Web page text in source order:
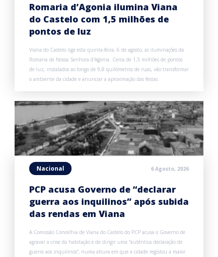
Romaria d’Agonia ilumina Viana
do Castelo com 1,5 milhões de
pontos de luz
Viana do Castelo liga esta quinta-feira, 6 de agosto, as iluminações da
Romaria de Nossa Senhora d’Agonia. Cerca de 1,5 milhões de pontos
de luz, instalados ao longo de 9,8 quilómetros de ruas, vão transformar
o ambiente da cidade e anunciar a aproximação das festas.
Nacional 6 Agosto, 2026
PCP acusa Governo de “declarar
guerra aos inquilinos” após subida
das rendas em Viana
A Comissão Concelhia de Viana do Castelo do PCP acusa o Governo de
agravar a crise da habitação e de dirigir uma “autêntica declaração de
guerra aos inquilinos”, numa altura em que a cidade registou a maior